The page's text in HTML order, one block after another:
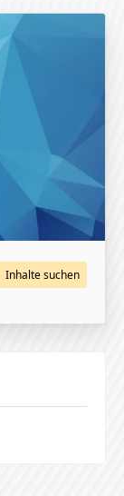
Inhalte suchen